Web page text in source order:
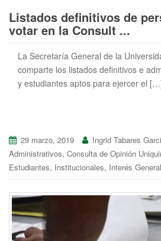
Listados definitivos de
votar en la Consult ...
La Secretaría General de la
comparte los listados definitivos e
y estudiantes aptos para ejercer el
29 marzo, 2019 Ingrid Tabares
Administrativos, Consulta de Opinión
Estudiantes, Institucionales, Interés General